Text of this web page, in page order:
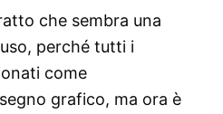
che sembra una
perché tutti i
come
grafico, ma ora è